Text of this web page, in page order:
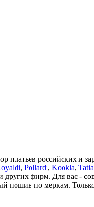
платьев российских и
, Pollardi, Kookla,
других фирм. Для вас -
пошив по меркам.